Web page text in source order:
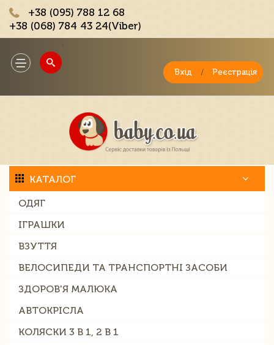
+38 (095) 788 12 68
+38 (068) 784 43 24(Viber)
Toggle
navigation
Вхід / Реєстрація
КАТАЛОГ
ОДЯГ
ІГРАШКИ
ВЗУТТЯ
ВЕЛОСИПЕДИ ТА ТРАНСПОРТНІ ЗАСОБИ
ЗДОРОВ'Я МАЛЮКА
АВТОКРІСЛА
КОЛЯСКИ 3 В 1, 2 В 1